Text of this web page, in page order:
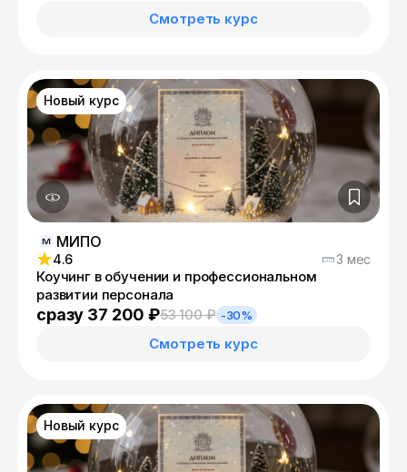
Смотреть курс
Новый курс
МИПО
4.6 3 мес
Коучинг в обучении и профессиональном
развитии персонала
сразу 37 200 ₽53 100 ₽ -30%
Смотреть курс
Новый курс